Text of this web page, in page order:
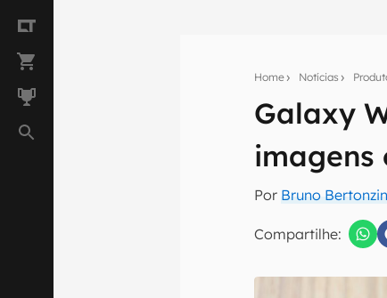
Home Notícias
Galaxy
imagens
Por Bruno Bertonzin
Compartilhe:
Seu
Assine a
mão.